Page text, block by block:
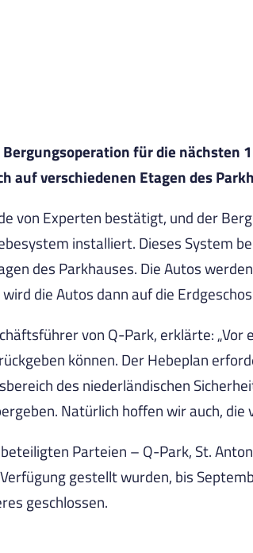
für die nächsten
auf verschiedenen Etagen des
von Experten bestätigt, und der
installiert. Dieses System
des Parkhauses. Die Autos
die Autos dann auf die
von Q-Park, erklärte:
können. Der Hebeplan
des niederländischen
Natürlich hoffen wir auch,
Parteien – Q-Park, St.
gestellt wurden, bis
geschlossen.